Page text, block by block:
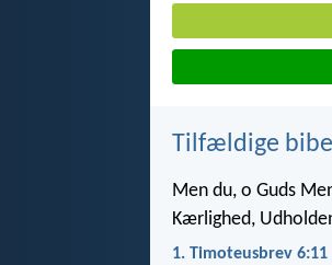
Tilfældige
Men du, o Guds
Kærlighed,
1. Timoteusbrev 6:11